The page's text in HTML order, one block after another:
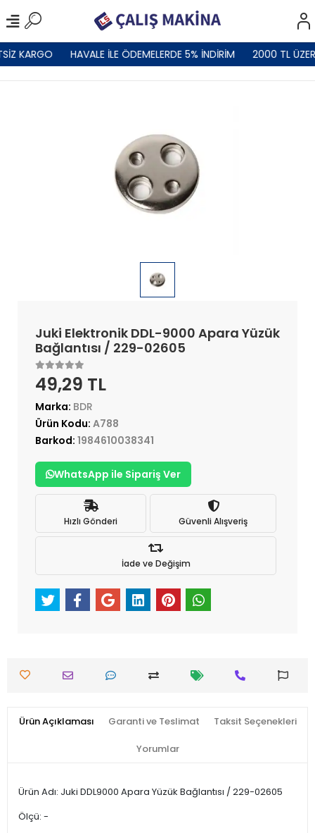
KARGO HAVALE İLE ÖDEMELERDE 5% İNDİRİM 2000 TL
Juki Elektronik DDL-9000 Apara Yüzük
Bağlantısı / 229-02605
49,29 TL
Marka: BDR
Ürün Kodu: A788
Barkod: 1984610038341
WhatsApp ile Sipariş Ver
Hızlı Gönderi Güvenli Alışveriş
İade ve Değişim
Ürün Açıklaması Garanti ve Teslimat Taksit Seçenekleri
Yorumlar
Ürün Adı: Juki DDL9000 Apara Yüzük Bağlantısı / 229-02605
Ölçü: -